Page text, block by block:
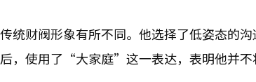
统财阀形象有所不同。他选择了低姿态的
，使用了“大家庭”这一表达，表明他并